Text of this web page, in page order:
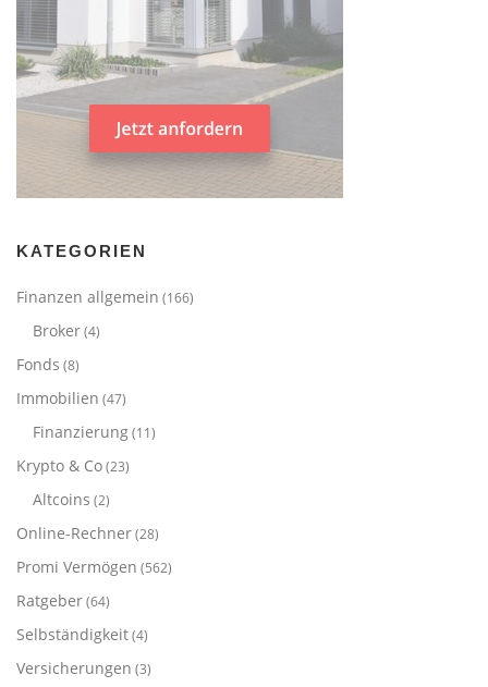
KATEGORIEN
Finanzen allgemein (166)
Broker(4)
Fonds (8)
Immobilien (47)
Finanzierung(11)
Krypto & Co(23)
Altcoins (2)
Online-Rechner(28)
Promi Vermögen (562)
Ratgeber(64)
Selbständigkeit(4)
Versicherungen (3)